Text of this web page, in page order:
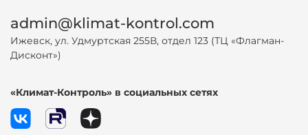
admin@klimat-kontrol.com
Ижевск, ул. Удмуртская 255В, отдел 123 (ТЦ «Флагман-
Дисконт»)
«Климат-Контроль» в социальных сетях